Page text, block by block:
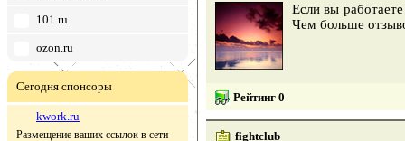
101.ru
ozon.ru
Сегодня спонсоры
kwork.ru
Размещение ваших ссылок в сети
Если вы
Чем больше
Рейтинг 0
fightclub